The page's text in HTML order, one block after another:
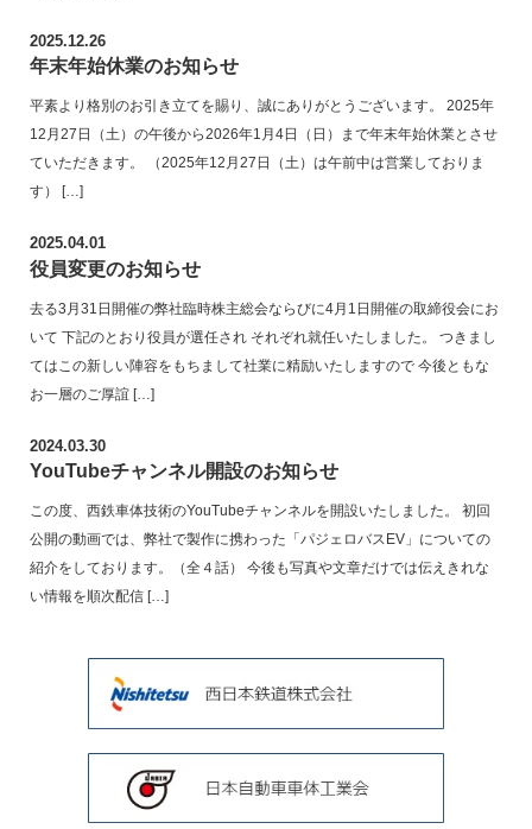
2025.12.26
年末年始休業のお知らせ
平素より格別のお引き立てを賜り、誠にありがとうございます。 2025年
12月27日（土）の午後から2026年1月4日（日）まで年末年始休業とさせ
ていただきます。 （2025年12月27日（土）は午前中は営業しておりま
す） […]
2025.04.01
役員変更のお知らせ
去る3月31日開催の弊社臨時株主総会ならびに4月1日開催の取締役会にお
いて 下記のとおり役員が選任され それぞれ就任いたしました。 つきまし
てはこの新しい陣容をもちまして社業に精励いたしますので 今後ともな
お一層のご厚誼 […]
2024.03.30
YouTubeチャンネル開設のお知らせ
この度、西鉄車体技術のYouTubeチャンネルを開設いたしました。 初回
公開の動画では、弊社で製作に携わった「パジェロバスEV」についての
紹介をしております。（全４話） 今後も写真や文章だけでは伝えきれな
い情報を順次配信 […]